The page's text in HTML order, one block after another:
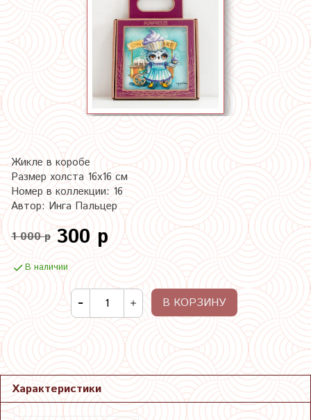
Жикле в коробе
Размер холста 16х16 см
Номер в коллекции: 16
Автор: Инга Пальцер
1 000 р 300 р
В наличии
В КОРЗИНУ
Характеристики